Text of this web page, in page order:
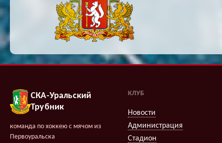
СКА-Уральский
Трубник
команда по хоккею с мячом из
Первоуральска
КЛУБ
Новости
Администрация
Стадион